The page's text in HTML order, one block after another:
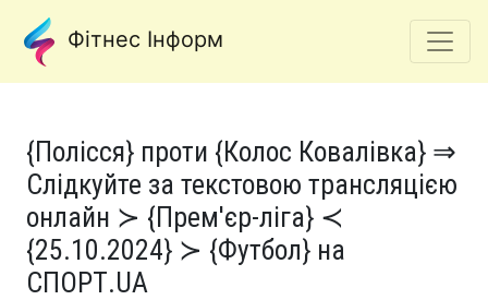
Фітнес Інформ
{Полісся} проти {Колос Ковалівка} ⇒
Слідкуйте за текстовою трансляцією
онлайн ≻ {Прем'єр-ліга} ≺
{25.10.2024} ≻ {Футбол} на
СПОРТ.UA